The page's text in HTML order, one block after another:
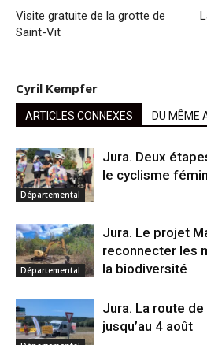
Visite gratuite de la grotte de
Saint-Vit
Cyril Kempfer
ARTICLES CONNEXES DU MÊME
Départemental
Jura. Deux
le cyclisme
Départemental
Jura. Le projet
reconnecter les
la biodiversité
Jura. La route
jusqu’au 4 août